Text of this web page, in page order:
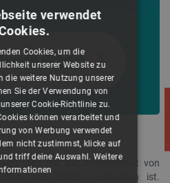
das mit der Anwesenheit von
und Dörfern verbunden ist.
verwendet
Cookies, um die
unserer Website zu
die weitere Nutzung unserer
Sie der Verwendung von
Cookie-Richtlinie zu.
können verarbeitet und
von Werbung verwendet
nicht zustimmst, klicke auf
triff deine Auswahl. Weitere